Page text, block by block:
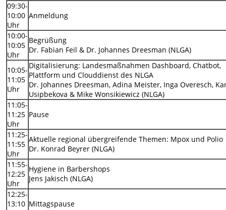
09:30-
10:00
Uhr
Anmeldung
10:00-
10:05
Uhr
Begrüßung
Dr. Fabian Feil & Dr. Johannes Dreesman (NLGA)
10:05-
11:05
Uhr
Digitalisierung: Landesmaßnahmen Dashboard, Chatbot,
Plattform und Clouddienst des NLGA
Dr. Johannes Dreesman, Adina Meister, Inga Overesch,
Usipbekova & Mike Wonsikiewicz (NLGA)
11:05-
11:25
Uhr
Pause
11:25-
11:55
Uhr
Aktuelle regional übergreifende Themen: Mpox und Polio
Dr. Konrad Beyrer (NLGA)
11:55-
12:25
Uhr
Hygiene in Barbershops
Jens Jakisch (NLGA)
12:25-
13:10 Mittagspause